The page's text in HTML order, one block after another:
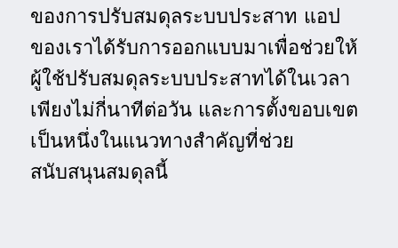
ของการปรับสมดุลระบบประสาท แอป
ของเราได้รับการออกแบบมาเพื่อช่วยให้
ผู้ใช้ปรับสมดุลระบบประสาทได้ในเวลา
เพียงไม่กี่นาทีต่อวัน และการตั้งขอบเขต
เป็นหนึ่งในแนวทางสำคัญที่ช่วย
สนับสนุนสมดุลนี้